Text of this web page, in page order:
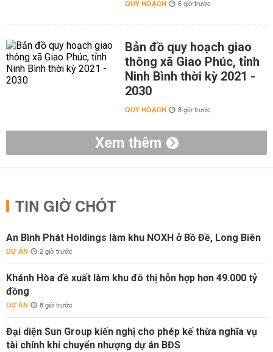
QUY HOẠCH 6 giờ trước
Bản đồ quy hoạch giao
thông xã Giao Phúc, tỉnh
Ninh Bình thời kỳ 2021 -
2030
QUY HOẠCH 8 giờ trước
Xem thêm
TIN GIỜ CHÓT
An Bình Phát Holdings làm khu NOXH ở Bồ Đề, Long Biên
DỰ ÁN 2 giờ trước
Khánh Hòa đề xuất làm khu đô thị hỗn hợp hơn 49.000 tỷ
đồng
DỰ ÁN 8 giờ trước
Đại diện Sun Group kiến nghị cho phép kế thừa nghĩa vụ
tài chính khi chuyển nhượng dự án BĐS